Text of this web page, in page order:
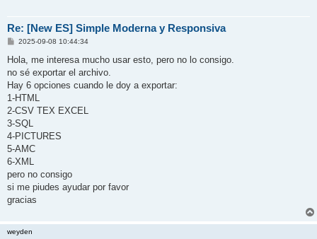
Re: [New ES] Simple Moderna y Responsiva
P
s
2025-09-08 10:44:34
Hola, me interesa mucho usar esto, pero no lo consigo.
no sé exportar el archivo.
Hay 6 opciones cuando le doy a exportar:
1-HTML
2-CSV TEX EXCEL
3-SQL
4-PICTURES
5-AMC
6-XML
pero no consigo
si me piudes ayudar por favor
gracias
weyden